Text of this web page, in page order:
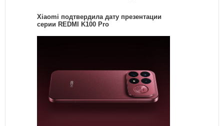
Xiaomi подтвердила дату презентации
серии REDMI K100 Pro